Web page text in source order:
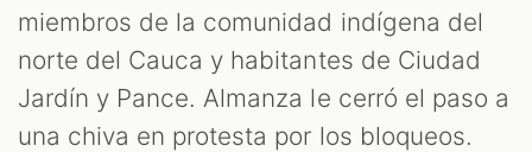
miembros de la comunidad indígena del
norte del Cauca y habitantes de Ciudad
Jardín y Pance. Almanza le cerró el paso a
una chiva en protesta por los bloqueos.